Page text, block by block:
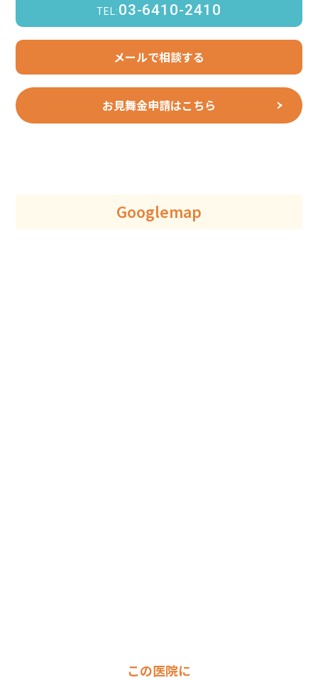
TEL:03-6410-2410
メールで相談する
お見舞金申請はこちら
Googlemap
この医院に